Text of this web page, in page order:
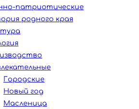
патриотические
родного края
Городские
Новый год
Масленица